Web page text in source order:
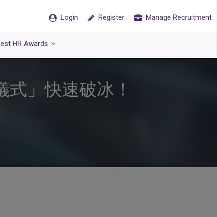
Login Register Manage Recruitment
HR Awards
」快速破冰！